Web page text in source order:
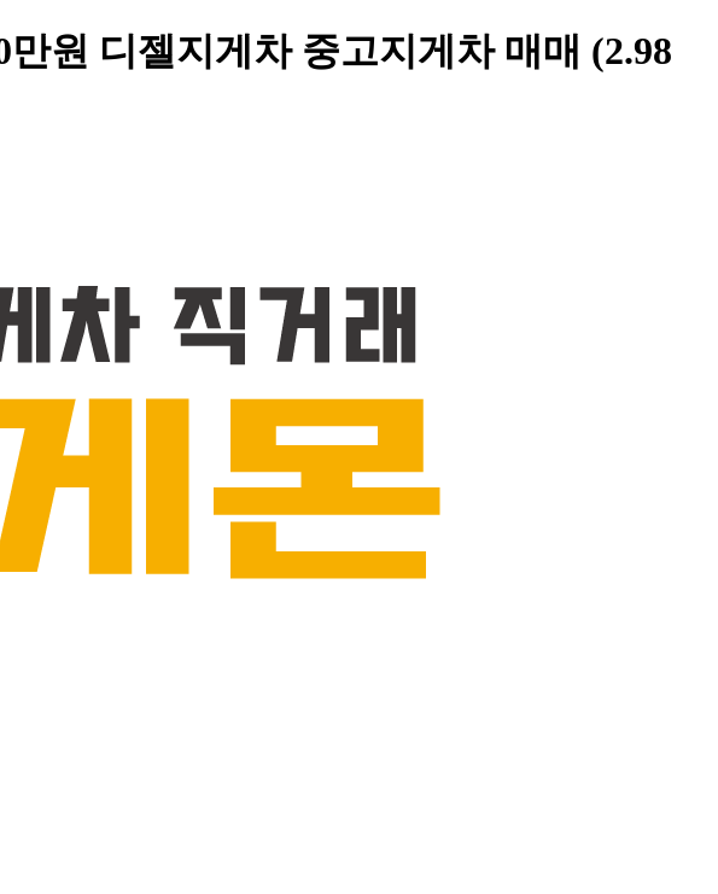
원 디젤지게차 중고지게차 매매 (2.98